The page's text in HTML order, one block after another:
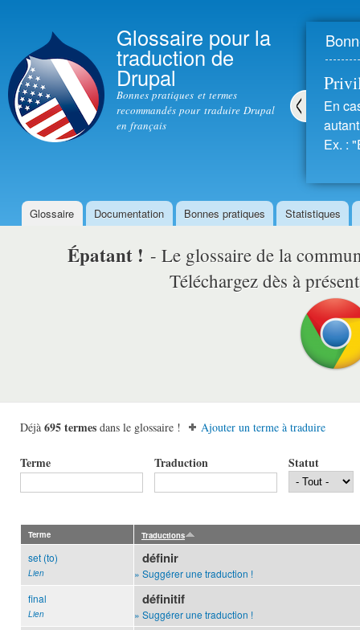
Glossaire pour la
traduction de
Drupal
Bonnes pratiques et termes
recommandés pour traduire Drupal
en français
En
Ex. :
Menu principal
Glossaire Documentation Bonnes pratiques Statistiques
Épatant ! - Le glossaire de la
Téléchargez dès à
Déjà 695 termes dans le glossaire ! Ajouter un terme à traduire
Terme Traduction Statut
Terme Traductions
set (to)
Lien
définir
» Suggérer une traduction !
final
Lien
définitif
» Suggérer une traduction !